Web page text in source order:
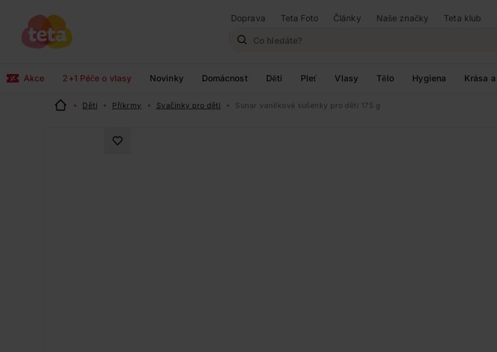
Doprava Teta Foto Články Naše značky Teta klub
Akce 2+1 Péče o vlasy Novinky Domácnost Děti Pleť Vlasy Tělo Hygiena Krása
Děti Příkrmy Svačinky pro děti Sunar vanilkové sušenky pro děti 175 g